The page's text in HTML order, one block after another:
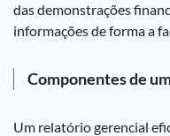
das demonstrações
informações de forma a
Componentes de
Um relatório gerencial